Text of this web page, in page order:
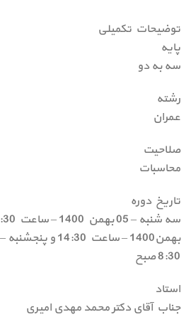
توضیحات تکمیلی
پایه
سه به دو
رشته
عمران
صلاحیت
محاسبات
تاریخ دوره
8:30 صبح
استاد
جناب آقای دکتر محمد مهدی امیری